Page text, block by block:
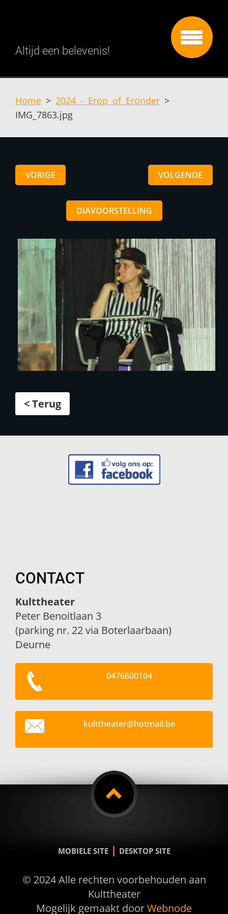
Altijd een belevenis!
Home > 2024 - Erop of Eronder >
IMG_7863.jpg
VORIGE VOLGENDE
DIAVOORSTELLING
< Terug
CONTACT
Kulttheater
Peter Benoitlaan 3
(parking nr. 22 via Boterlaarbaan)
Deurne
0476600104
kulttheater@hotmail.be
MOBIELE SITE | DESKTOP SITE
© 2024 Alle rechten voorbehouden aan
Kulttheater
Mogelijk gemaakt doorWebnode